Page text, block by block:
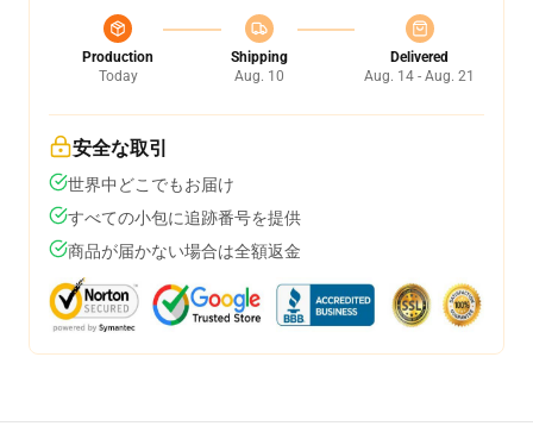
Production
Today
Shipping
Aug. 10
Delivered
Aug. 14 - Aug. 21
安全な取引
世界中どこでもお届け
すべての小包に追跡番号を提供
商品が届かない場合は全額返金